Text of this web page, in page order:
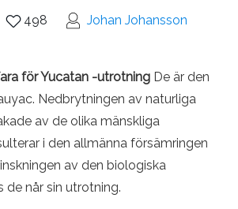
498 Johan Johansson
för Yucatan -utrotning De är den
Nedbrytningen av naturliga
av de olika mänskliga
i den allmänna försämringen
av den biologiska
de når sin utrotning.